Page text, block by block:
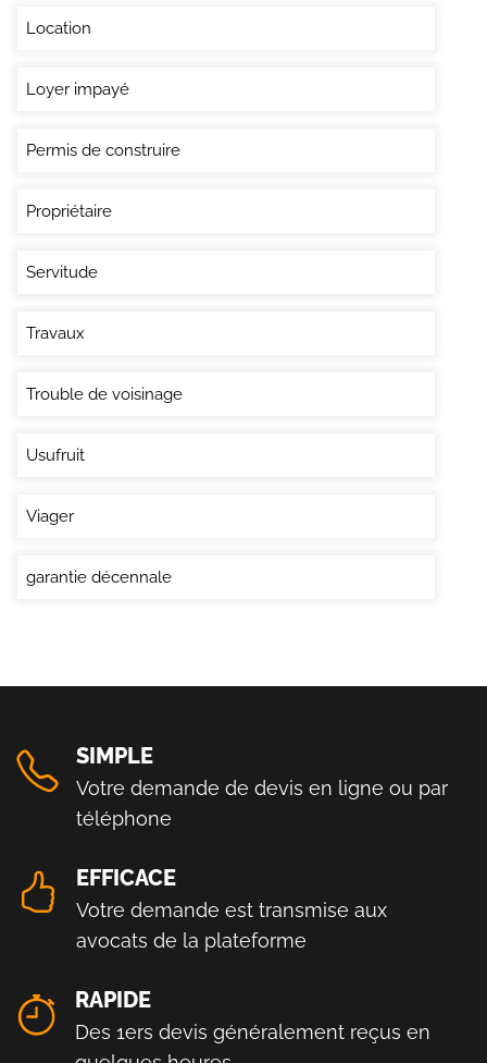
Location
Loyer impayé
Permis de construire
Propriétaire
Servitude
Travaux
Trouble de voisinage
Usufruit
Viager
garantie décennale
SIMPLE
Votre demande de devis en ligne ou par
téléphone
EFFICACE
Votre demande est transmise aux
avocats de la plateforme
RAPIDE
Des 1ers devis généralement reçus en